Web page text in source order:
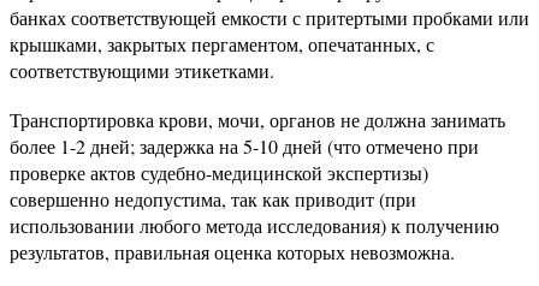
банках соответствующей емкости с притертыми пробками или
крышками, закрытых пергаментом, опечатанных, с
соответствующими этикетками.
Транспортировка крови, мочи, органов не должна занимать
более 1-2 дней; задержка на 5-10 дней (что отмечено при
проверке актов судебно-медицинской экспертизы)
совершенно недопустима, так как приводит (при
использовании любого метода исследования) к получению
результатов, правильная оценка которых невозможна.